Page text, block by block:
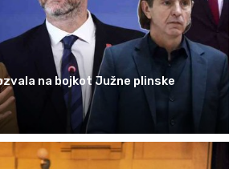
na bojkot Južne plinske